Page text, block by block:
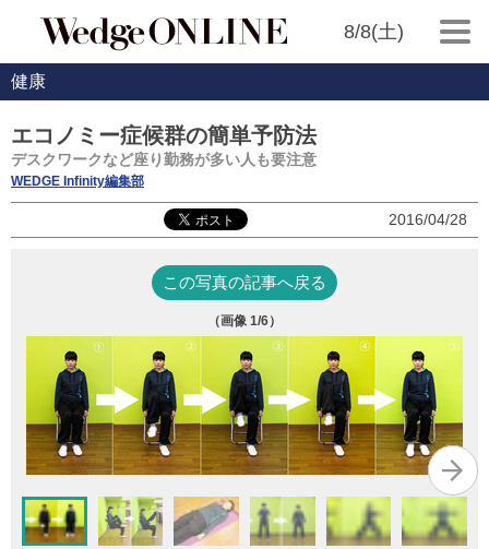
8/8(土)
健康
エコノミー症候群の簡単予防法
デスクワークなど座り勤務が多い人も要注意
WEDGE Infinity編集部
2016/04/28
この写真の記事へ戻る
（画像 1/6）